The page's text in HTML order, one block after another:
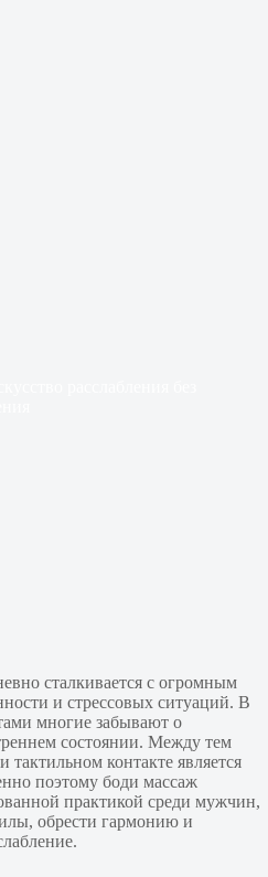
сталкивается с огромным
и стрессовых ситуаций. В
многие забывают о
состоянии. Между тем
тактильном контакте является
поэтому боди массаж
практикой среди мужчин,
обрести гармонию и